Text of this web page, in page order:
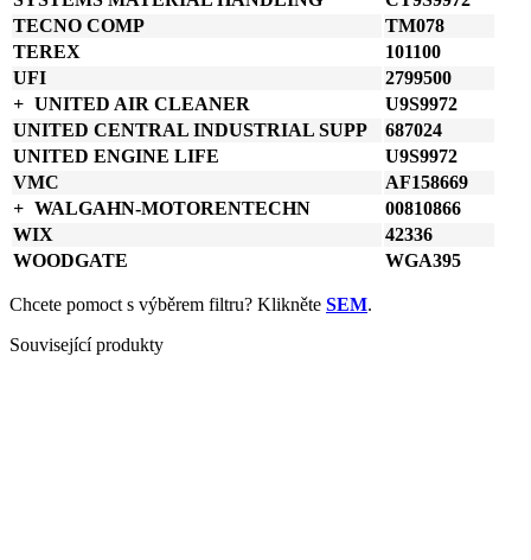
TECNO COMP
TM078
TEREX
101100
UFI
2799500
UNITED AIR CLEANER
U9S9972
UNITED CENTRAL INDUSTRIAL SUPP
687024
UNITED ENGINE LIFE
U9S9972
VMC
AF158669
WALGAHN-MOTORENTECHN
00810866
WIX
42336
WOODGATE
WGA395
Chcete pomoct s výběrem filtru? Klikněte SEM.
Související produkty